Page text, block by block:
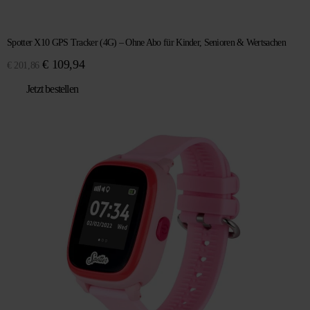
Spotter X10 GPS Tracker (4G) – Ohne Abo für Kinder, Senioren & Wertsachen
€ 201,86 Ursprünglicher
war:
€ 109,94Aktueller
Jetzt bestellen